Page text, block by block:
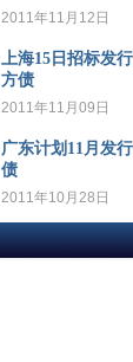
2011年11月12日
上海15日招标发
方债
2011年11月09日
广东计划11月发
债
2011年10月28日